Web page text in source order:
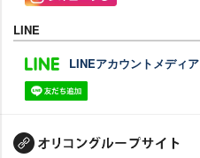
LINE
LINEアカウントメディア